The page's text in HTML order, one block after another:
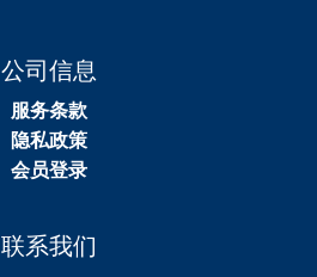
公司信息
服务条款
隐私政策
会员登录
联系我们